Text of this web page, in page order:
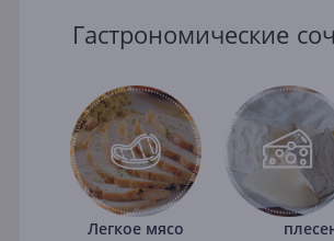
Гастрономические
Легкое мясо